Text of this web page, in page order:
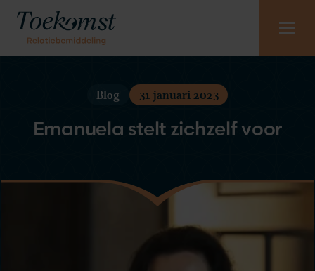
Meest gestelde vragen
Vraag gratis kennismaking aan
085 - 130 6965
Blog 31 januari 2023
Emanuela stelt zichzelf voor